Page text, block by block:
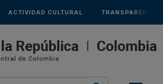
ACTIVIDAD CULTURAL TRANSPARENCIA